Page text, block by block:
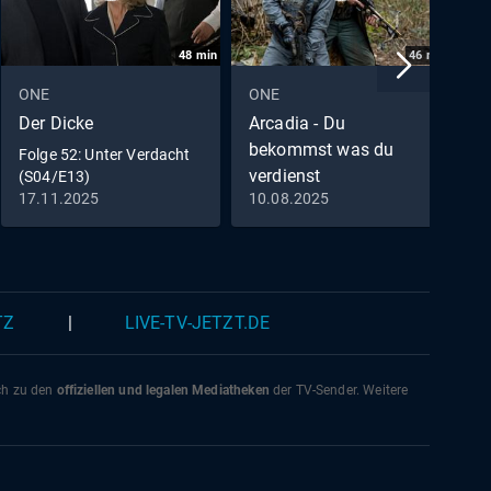
48 min
ONE
Der Dicke
Folge 52: Unter Verdacht
(S04/E13)
17.11.2025
46 min
ONE
Arcadia - Du
bekommst was du
verdienst
Folge 1: Arcadia - Du
bekommst was du
10.08.2025
LIVE-TV-JETZT.DE
zu den offiziellen und legalen Mediatheken der TV-Sender. Weitere